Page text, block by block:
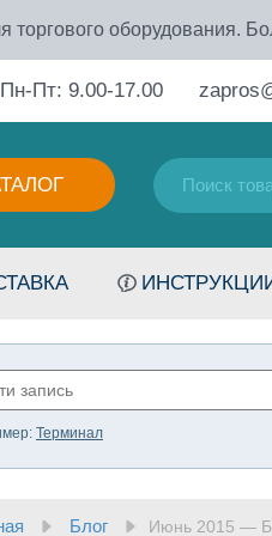
торгового оборудования.
Пн-Пт: 9.00-17.00
Терминал
Блог Июнь 2015 —